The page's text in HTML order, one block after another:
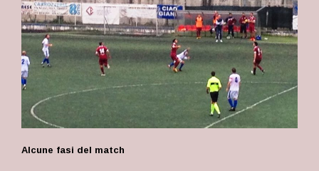
Alcune fasi del match